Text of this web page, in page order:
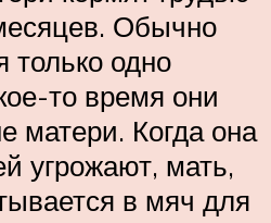
Обычно
только одно
то время они
матери. Когда она
угрожают, мать,
в мяч для